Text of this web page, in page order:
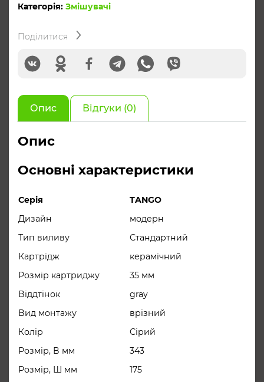
кількість
Категорія: Змішувачі
Поділитися
Опис Відгуки (0)
Опис
Основні характеристики
Серія
TANGO
Дизайн
модерн
Тип виливу
Стандартний
Картрідж
керамічний
Розмір картриджу
35 мм
Віддтінок
gray
Вид монтажу
врізний
Колір
Сірий
Розмір, В мм
343
Розмір, Ш мм
175